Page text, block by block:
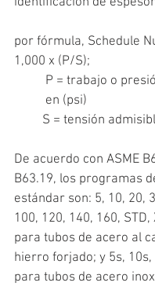
por fórmula, Schedule
1,000 x (P/S);
P = trabajo o
en (psi)
S = tensión
De acuerdo con ASME
B63.19, los programas
estándar son: 5, 10, 20,
100, 120, 140, 160, STD,
para tubos de acero al
hierro forjado; y 5s, 10s,
para tubos de acero